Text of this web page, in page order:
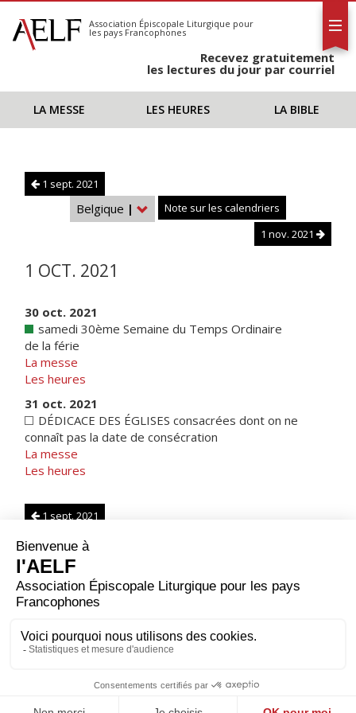
S'abonner
Calendrier
Association Épiscopale Liturgique pour
les pays Francophones
Recevez gratuitement
les lectures du jour par courriel
LA MESSE LES HEURES LA BIBLE
1 sept. 2021
Belgique |
Note sur les calendriers
1 nov. 2021
1 OCT. 2021
30 oct. 2021
samedi 30ème Semaine du Temps Ordinaire
de la férie
La messe
Les heures
31 oct. 2021
DÉDICACE DES ÉGLISES consacrées dont on ne
connaît pas la date de consécration
La messe
Les heures
1 sept. 2021
Belgique